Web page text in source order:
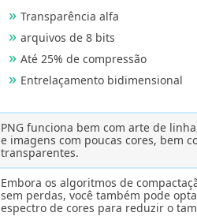
Transparência alfa
arquivos de 8 bits
Até 25% de compressão
Entrelaçamento bidimensional
PNG funciona bem com arte de
e imagens com poucas cores, bem
transparentes.
Embora os algoritmos de
sem perdas, você também pode
espectro de cores para reduzir o